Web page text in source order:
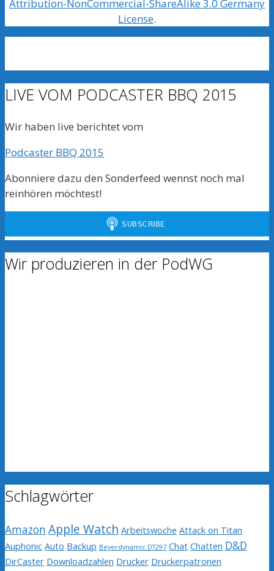
Attribution-NonCommercial-ShareAlike 3.0 Germany
License.
LIVE VOM PODCASTER BBQ 2015
Wir haben live berichtet vom
Podcaster BBQ 2015
Abonniere dazu den Sonderfeed wennst noch mal
reinhören möchtest!
Wir produzieren in der PodWG
Schlagwörter
Amazon Apple Watch Arbeitswoche Attack on Titan
Auphonic Auto Backup Beyerdynamic DT297 Chat Chatten D&D
DirCaster Downloadzahlen Drucker Druckerpatronen